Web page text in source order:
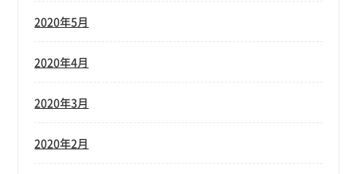
2020年5月
2020年4月
2020年3月
2020年2月